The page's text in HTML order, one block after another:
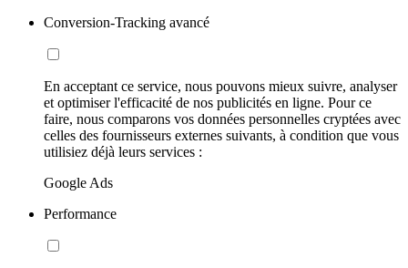
Conversion-Tracking avancé
En acceptant ce service, nous pouvons mieux suivre, analyser
et optimiser l'efficacité de nos publicités en ligne. Pour ce
faire, nous comparons vos données personnelles cryptées avec
celles des fournisseurs externes suivants, à condition que vous
utilisiez déjà leurs services :
Google Ads
Performance